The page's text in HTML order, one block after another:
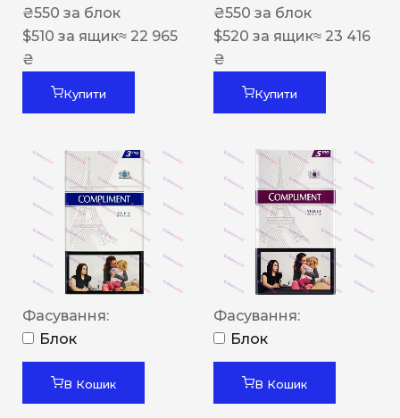
₴550 за блок
$510 за ящик≈ 22 965
₴
Купити
₴550 за блок
$520 за ящик≈ 23 416
₴
Купити
Фасування:
Блок
В Кошик
Фасування:
Блок
В Кошик